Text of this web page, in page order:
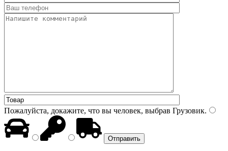
Пожалуйста, докажите, что вы человек, выбрав Грузовик.